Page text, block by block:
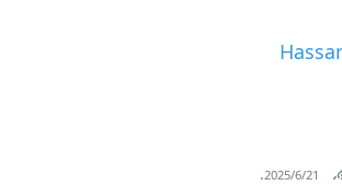
21‏/6‏/2025
.